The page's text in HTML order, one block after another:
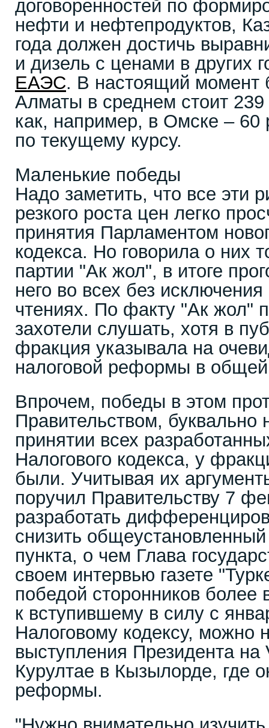
договоренностей по
нефти и нефтепродуктов,
года должен достичь
и дизель с ценами в других
ЕАЭС. В настоящий момент
Алматы в среднем стоит 239
как, например, в Омске – 60
по текущему курсу.
Маленькие победы
Надо заметить, что все эти
резкого роста цен легко
принятия Парламентом
кодекса. Но говорила о них
партии "Ак жол", в итоге
него во всех без
чтениях. По факту "Ак жол"
захотели слушать, хотя в
фракция указывала на
налоговой реформы в
Впрочем, победы в этом
Правительством,
принятии всех
Налогового кодекса, у
были. Учитывая их
поручил Правительству 7
разработать
снизить
пункта, о чем Глава
своем интервью газете
победой сторонников более
к вступившему в силу с
Налоговому кодексу, можно
выступления Президента
Курултае в Кызылорде, где
реформы.